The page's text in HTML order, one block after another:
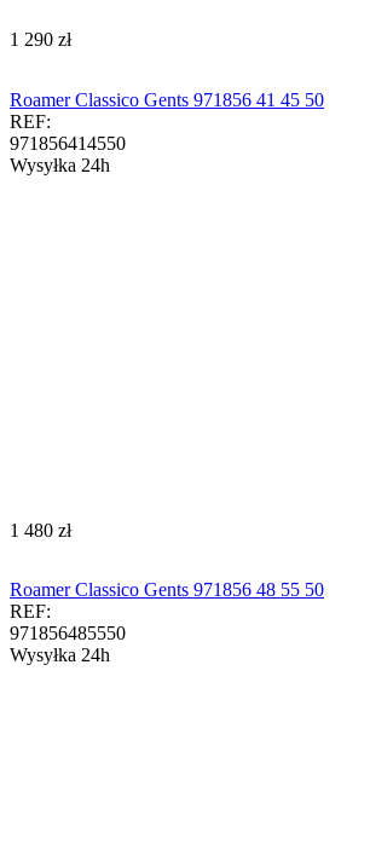
‍1 290‍ zł
Roamer Classico Gents 971856 41 45 50
REF:
971856414550
Wysyłka 24h
‍1 480‍ zł
Roamer Classico Gents 971856 48 55 50
REF:
971856485550
Wysyłka 24h